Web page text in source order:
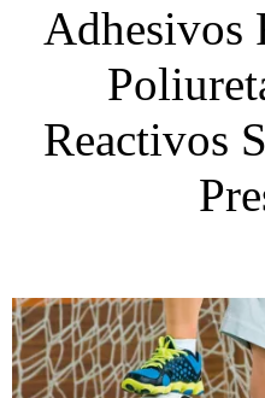
Adhesivos
Reactivos